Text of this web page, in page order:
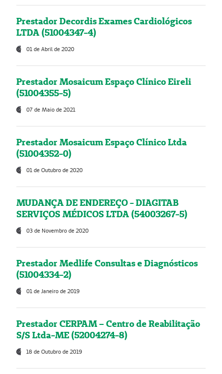
Prestador Decordis Exames Cardiológicos
LTDA (51004347-4)
01 de Abril de 2020
Prestador Mosaicum Espaço Clínico Eireli
(51004355-5)
07 de Maio de 2021
Prestador Mosaicum Espaço Clínico Ltda
(51004352-0)
01 de Outubro de 2020
MUDANÇA DE ENDEREÇO - DIAGITAB
SERVIÇOS MÉDICOS LTDA (54003267-5)
03 de Novembro de 2020
Prestador Medlife Consultas e Diagnósticos
(51004334-2)
01 de Janeiro de 2019
Prestador CERPAM – Centro de Reabilitação
S/S Ltda-ME (52004274-8)
18 de Outubro de 2019